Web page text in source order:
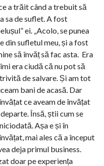
a trăit când a trebuit să
sa de suflet. A fost
ei.
„Acolo, se punea
din sufletul meu, și a fost
să învăț să fac asta. Era
era ciudă că nu pot să
de salvare. Și am tot
bani de acasă. Dar
ce aveam de învățat
Însă, știi cum se
Așa e și în
mai ales că a început
deja primul business.
doar pe experiența